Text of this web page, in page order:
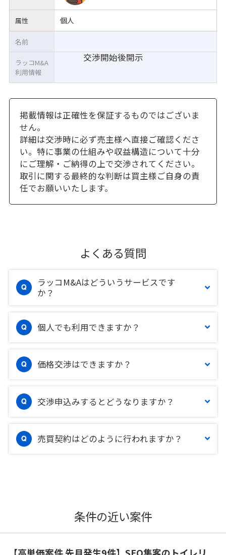
属性 個人
交渉開始後開示
名前
ラッコM&A
利用情報
掲載情報は正確性を保証するものではございま
せん。
詳細は交渉時に必ず売主様へ直接ご確認くださ
い。特に事業の仕組みや収益構造について十分
にご理解・ご納得の上で交渉されてください。
取引に関する最終的な判断は買主様ご自身の責
任でお願いいたします。
よくある質問
ラッコM&Aはどういうサービスです
か？
個人でも利用できますか？
価格交渉はできますか？
交渉申込みするとどうなりますか？
売買契約はどのように行われますか？
条件の近い案件